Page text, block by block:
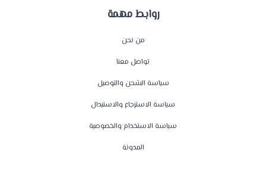
روابط مهمة
من نحن
تواصل معنا
سياسة الشحن والتوصيل
سياسة الاسترجاع والاستبدال
سياسة الاستخدام والخصوصية
المدونة